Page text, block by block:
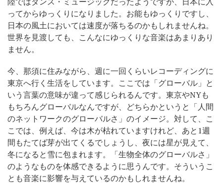
ってからゆっくりになりました。お能もゆっくりですし、
日本の風土においては速度が落ちるのかもしれませんね。
世界を見渡しても、こんなにゆっくりな音楽はあまりあり
ません。
今、那須に住みながら、週に一回くらいレコーディングに
東京へ行く生活をしています。ここでは「グローバル」と
いう言葉の意味が違って感じられるんです。東京やNYも
もちろんグローバルなんですが、どちらかというと「人間
のネットワークのグローバルさ」のイメージ。対して、こ
こでは、例えば、今は木が枯れていますけれど、あと1週
間もたてば芽が出てくるでしょうし、夜には星が見えて、
冬になると雪に包まれます。「生物全体のグローバルさ」
のようなものを体感できるように思うんです。そういうこ
とも音楽に影響を与えているのかもしれませんね。